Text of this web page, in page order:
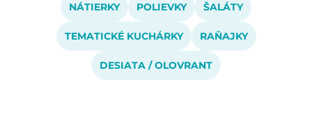
NÁTIERKY POLIEVKY ŠALÁTY
TEMATICKÉ KUCHÁRKY RAŇAJKY
DESIATA / OLOVRANT